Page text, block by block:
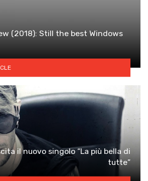
(2018): Still the best Windows
il nuovo singolo “La più bella di
tutte”